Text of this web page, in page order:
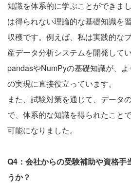
知識を体系的に学ぶことができま
は得られない理論的な基礎知識を
収穫です。例えば、私は実践的な
産データ分析システムを開発して
pandasやNumPyの基礎知識が、
の実現に直接役立っています。
また、試験対策を通じて、データ
で、体系的な知識を得られたこと
可能になりました。
Q4：会社からの受験補助や資格手
うか？